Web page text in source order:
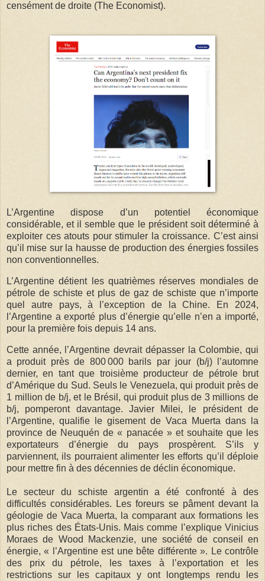
censément de droite (The Economist).
L’Argentine dispose d’un potentiel économique
considérable, et il semble que le président soit déterminé à
exploiter ces atouts pour stimuler la croissance. C’est ainsi
qu’il mise sur la hausse de production des énergies fossiles
non conventionnelles.
L’Argentine détient les quatrièmes réserves mondiales de
pétrole de schiste et plus de gaz de schiste que n’importe
quel autre pays, à l’exception de la Chine. En 2024,
l’Argentine a exporté plus d’énergie qu’elle n’en a importé,
pour la première fois depuis 14 ans.
Cette année, l’Argentine devrait dépasser la Colombie, qui
a produit près de 800 000 barils par jour (b/j) l’automne
dernier, en tant que troisième producteur de pétrole brut
d’Amérique du Sud. Seuls le Venezuela, qui produit près de
1 million de b/j, et le Brésil, qui produit plus de 3 millions de
b/j, pomperont davantage. Javier Milei, le président de
l’Argentine, qualifie le gisement de Vaca Muerta dans la
province de Neuquén de « panacée » et souhaite que les
exportateurs d’énergie du pays prospèrent. S’ils y
parviennent, ils pourraient alimenter les efforts qu’il déploie
pour mettre fin à des décennies de déclin économique.
Le secteur du schiste argentin a été confronté à des
difficultés considérables. Les foreurs se pâment devant la
géologie de Vaca Muerta, la comparant aux formations les
plus riches des États-Unis. Mais comme l’explique Vinicius
Moraes de Wood Mackenzie, une société de conseil en
énergie, « l’Argentine est une bête différente ». Le contrôle
des prix du pétrole, les taxes à l’exportation et les
restrictions sur les capitaux y ont longtemps rendu les